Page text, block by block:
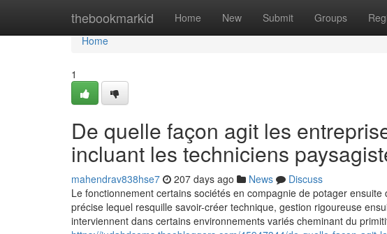
thebookmarkid Home New Submit Groups
Home
Home
1
De quelle façon agit les
incluant les techniciens
mahendrav838hse7 207 days ago News
Discuss
Le fonctionnement certains sociétés en compagnie de potager
précise lequel resquille savoir-créer technique, gestion rigoureuse
interviennent dans certains environnements variés cheminant du